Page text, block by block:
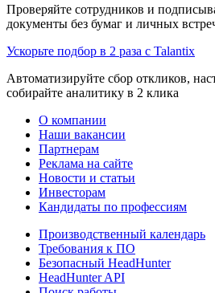
Проверяйте сотрудников и
документы без бумаг и личных
Ускорьте подбор в 2 раза с Talantix
Автоматизируйте сбор откликов,
собирайте аналитику в 2 клика
О компании
Наши вакансии
Партнерам
Реклама на сайте
Новости и статьи
Инвесторам
Кандидаты по профессиям
Производственный календарь
Требования к ПО
Безопасный HeadHunter
HeadHunter API